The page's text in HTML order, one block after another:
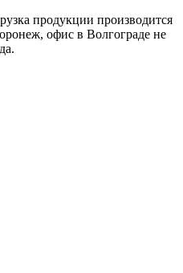
продукции производится
офис в Волгограде не